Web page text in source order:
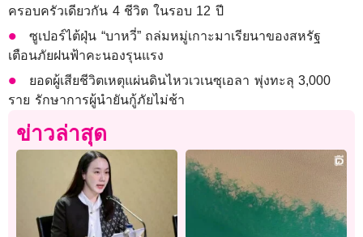
ครอบครัวเดียวกัน 4 ชีวิต ในรอบ 12 ปี
ซูเปอร์ไต้ฝุ่น “บาหวี่” ถล่มหมู่เกาะมาเรียนาของสหรัฐ
เตือนภัยฝนฟ้าคะนองรุนแรง
ยอดผู้เสียชีวิตเหตุแผ่นดินไหวเวเนซุเอลา พุ่งทะลุ 3,000
ราย รักษาการผู้นำยันกู้ภัยไม่ช้า
ข่าวล่าสุด